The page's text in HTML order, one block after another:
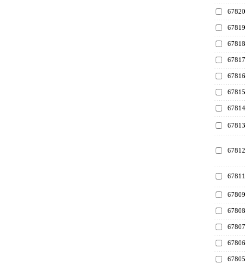
67820
67819
67818
67817
67816
67815
67814
67813
67812
67811
67809
67808
67807
67806
67805